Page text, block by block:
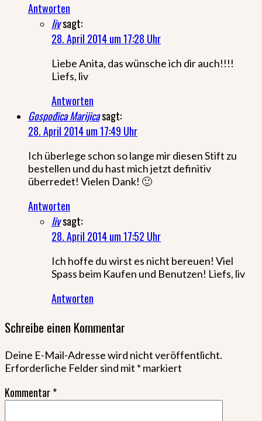
Antworten
livsagt:
28. April 2014 um 17:28 Uhr
Liebe Anita, das wünsche ich dir auch!!!!
Liefs, liv
Antworten
Gospođica Marijicasagt:
28. April 2014 um 17:49 Uhr
Ich überlege schon so lange mir diesen Stift zu
bestellen und du hast mich jetzt definitiv
überredet! Vielen Dank! 🙂
Antworten
livsagt:
28. April 2014 um 17:52 Uhr
Ich hoffe du wirst es nicht bereuen! Viel
Spass beim Kaufen und Benutzen! Liefs, liv
Antworten
Schreibe einen Kommentar
Deine E-Mail-Adresse wird nicht veröffentlicht.
Erforderliche Felder sind mit * markiert
Kommentar*